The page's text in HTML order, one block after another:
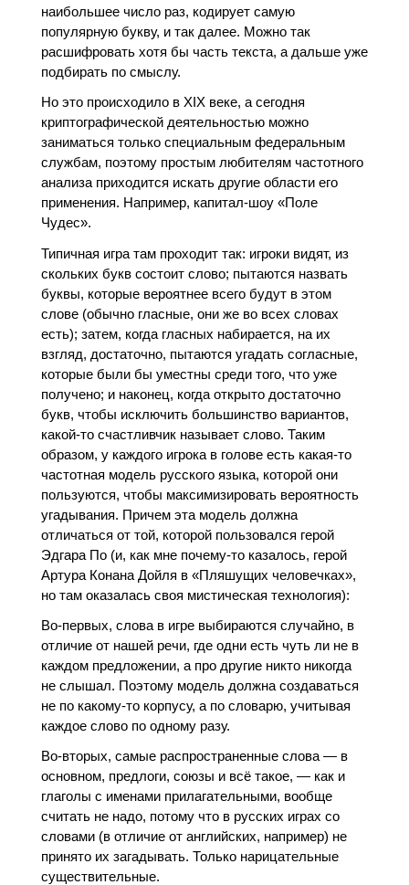
наибольшее число раз, кодирует самую
популярную букву, и так далее. Можно так
расшифровать хотя бы часть текста, а дальше уже
подбирать по смыслу.
Но это происходило в XIX веке, а сегодня
криптографической деятельностью можно
заниматься только специальным федеральным
службам, поэтому простым любителям частотного
анализа приходится искать другие области его
применения. Например, капитал-шоу «Поле
Чудес».
Типичная игра там проходит так: игроки видят, из
скольких букв состоит слово; пытаются назвать
буквы, которые вероятнее всего будут в этом
слове (обычно гласные, они же во всех словах
есть); затем, когда гласных набирается, на их
взгляд, достаточно, пытаются угадать согласные,
которые были бы уместны среди того, что уже
получено; и наконец, когда открыто достаточно
букв, чтобы исключить большинство вариантов,
какой-то счастливчик называет слово. Таким
образом, у каждого игрока в голове есть какая-то
частотная модель русского языка, которой они
пользуются, чтобы максимизировать вероятность
угадывания. Причем эта модель должна
отличаться от той, которой пользовался герой
Эдгара По (и, как мне почему-то казалось, герой
Артура Конана Дойля в «Пляшущих человечках»,
но там оказалась своя мистическая технология):
Во-первых, слова в игре выбираются случайно, в
отличие от нашей речи, где одни есть чуть ли не в
каждом предложении, а про другие никто никогда
не слышал. Поэтому модель должна создаваться
не по какому-то корпусу, а по словарю, учитывая
каждое слово по одному разу.
Во-вторых, самые распространенные слова — в
основном, предлоги, союзы и всё такое, — как и
глаголы с именами прилагательными, вообще
считать не надо, потому что в русских играх со
словами (в отличие от английских, например) не
принято их загадывать. Только нарицательные
существительные.